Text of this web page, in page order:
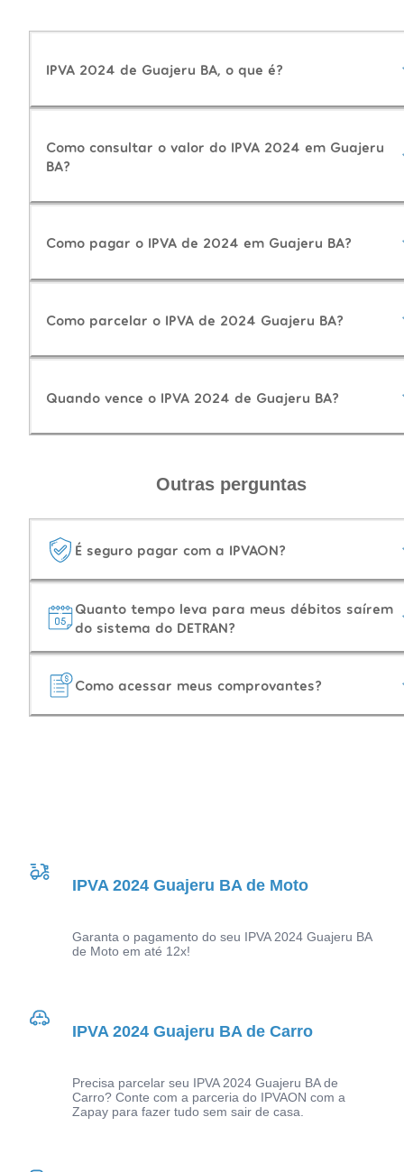
IPVA 2024 de Guajeru BA, o que é?
Como consultar o valor do IPVA 2024 em Guajeru
BA?
Como pagar o IPVA de 2024 em Guajeru BA?
Como parcelar o IPVA de 2024 Guajeru BA?
Quando vence o IPVA 2024 de Guajeru BA?
Outras perguntas
É seguro pagar com a IPVAON?
Quanto tempo leva para meus débitos saírem
do sistema do DETRAN?
Como acessar meus comprovantes?
IPVA 2024 Guajeru BA de Moto
Garanta o pagamento do seu IPVA 2024 Guajeru BA
de Moto em até 12x!
IPVA 2024 Guajeru BA de Carro
Precisa parcelar seu IPVA 2024 Guajeru BA de
Carro? Conte com a parceria do IPVAON com a
Zapay para fazer tudo sem sair de casa.